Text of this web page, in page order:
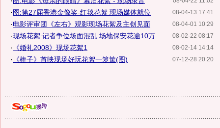
08-04-13 17:41
·图:第27届香港金像奖-红毯花絮 现场媒体就位
08-04-01 10:29
·电影评审团《左右》观影现场花絮及主创见面
08-02-22 08:17
·现场花絮:记者争位场面混乱 场地保安花逾10万
08-02-14 14:14
· 《婚礼2008》现场花絮1
07-12-28 20:20
· 《棒子》首映现场好玩花絮一箩筐(图)